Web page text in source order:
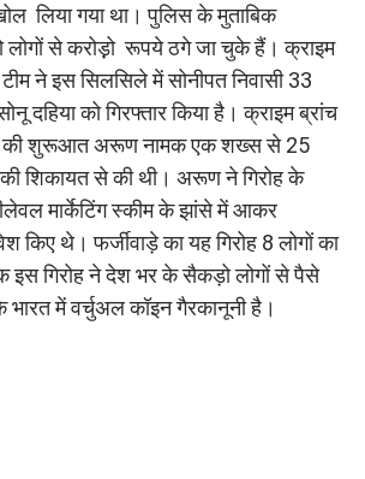
लिया गया था। पुलिस के मुताबिक
लोगों से करोड़़ो रूपये ठगे जा चुके हैं। क्राइम
ने इस सिलसिले में सोनीपत निवासी 33
दहिया को गिरफ्तार किया है। क्राइम ब्रांच
की शुरूआत अरूण नामक एक शख्स से 25
शिकायत से की थी। अरूण ने गिरोह के
मार्केटिंग स्कीम के झांसे में आकर
किए थे। फर्जीवाड़े का यह गिरोह 8 लोगों का
इस गिरोह ने देश भर के सैकड़ो लोगों से पैसे
में वर्चुअल कॉइन गैरकानूनी है।